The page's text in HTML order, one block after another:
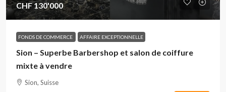
CHF 130'000
FONDS DE COMMERCE AFFAIRE EXCEPTIONNELLE
Sion – Superbe Barbershop et salon de coiffure
mixte à vendre
Sion, Suisse